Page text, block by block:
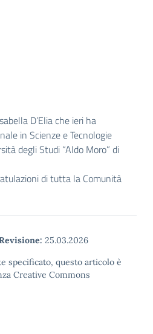
D’Elia che ieri ha
in Scienze e Tecnologie
degli Studi “Aldo Moro” di
di tutta la Comunità
25.03.2026
specificato, questo articolo è
Creative Commons